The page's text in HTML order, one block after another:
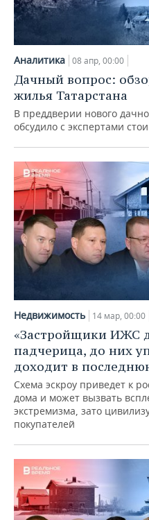
Аналитика 08 апр, 00:00
Дачный вопрос:
жилья Татарстана
В преддверии нового
обсудило с экспертами
Недвижимость 14 мар, 00:00
«Застройщики ИЖС
падчерица, до них
доходит в
Схема эскроу приведет к
дома и может вызвать
экстремизма, зато
покупателей